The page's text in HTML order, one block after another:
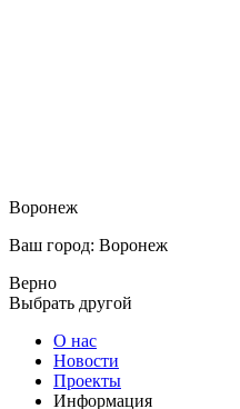
Воронеж
Ваш город: Воронеж
Верно
Выбрать другой
О нас
Новости
Проекты
Информация